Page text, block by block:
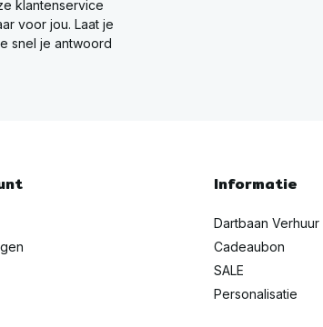
klantenservice
voor jou. Laat je
snel je antwoord
Informatie
Dartbaan Verhuur
Cadeaubon
SALE
Personalisatie